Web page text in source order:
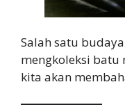
Salah satu
mengkoleksi
kita akan